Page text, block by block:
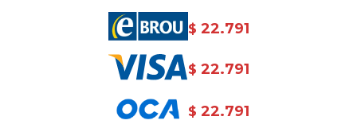
$ 22.791
$ 22.791
$ 22.791